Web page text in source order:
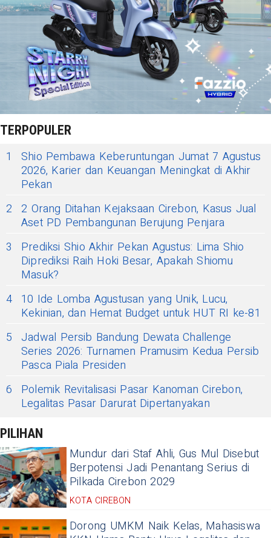
TERPOPULER
1
Shio Pembawa Keberuntungan Jumat 7 Agustus
2026, Karier dan Keuangan Meningkat di Akhir
Pekan
2 2 Orang Ditahan Kejaksaan Cirebon, Kasus Jual
Aset PD Pembangunan Berujung Penjara
3
Prediksi Shio Akhir Pekan Agustus: Lima Shio
Diprediksi Raih Hoki Besar, Apakah Shiomu
Masuk?
4 10 Ide Lomba Agustusan yang Unik, Lucu,
Kekinian, dan Hemat Budget untuk HUT RI ke-81
5 Jadwal Persib Bandung Dewata Challenge
Series 2026: Turnamen Pramusim Kedua Persib
Pasca Piala Presiden
6
Polemik Revitalisasi Pasar Kanoman Cirebon,
Legalitas Pasar Darurat Dipertanyakan
PILIHAN
Mundur dari Staf Ahli, Gus Mul Disebut
Berpotensi Jadi Penantang Serius di
Pilkada Cirebon 2029
KOTA CIREBON
Dorong UMKM Naik Kelas, Mahasiswa